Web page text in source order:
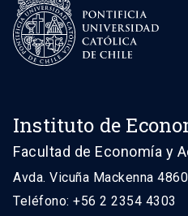
Instituto de
Facultad de Economía y
Avda. Vicuña Mackenna
Teléfono: +56 2 2354 4303